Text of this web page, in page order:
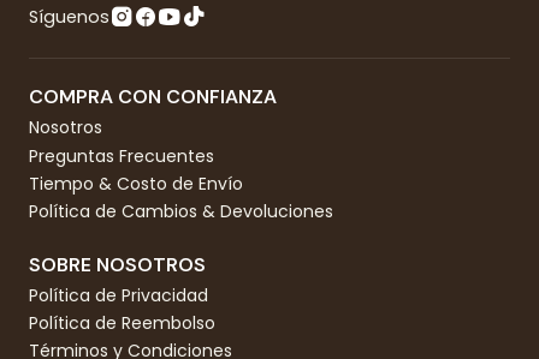
Síguenos
COMPRA CON CONFIANZA
Nosotros
Preguntas Frecuentes
Tiempo & Costo de Envío
Política de Cambios & Devoluciones
SOBRE NOSOTROS
Política de Privacidad
Política de Reembolso
Términos y Condiciones